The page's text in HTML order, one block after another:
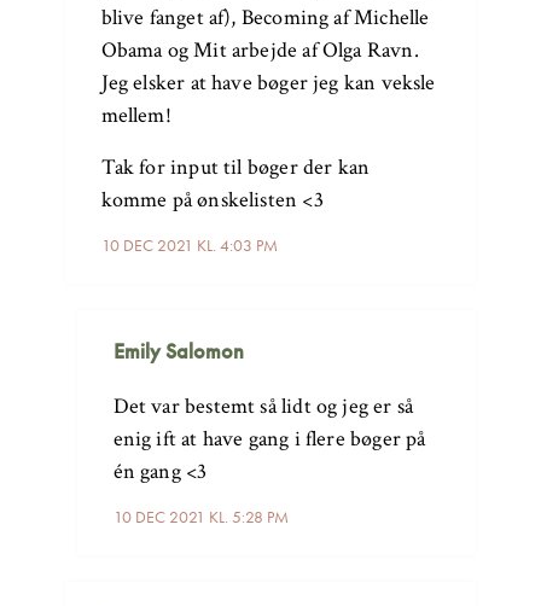
10 DEC 2021 KL. 4:03 PM
blive fanget af), Becoming af Michelle
Obama og Mit arbejde af Olga Ravn.
Jeg elsker at have bøger jeg kan veksle
mellem!
Tak for input til bøger der kan
komme på ønskelisten <3
Emily Salomon
10 DEC 2021 KL. 5:28 PM
Det var bestemt så lidt og jeg er så
enig ift at have gang i flere bøger på
én gang <3